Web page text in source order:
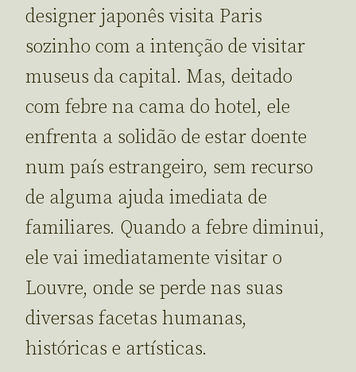
designer japonês visita Paris
sozinho com a intenção de visitar
museus da capital. Mas, deitado
com febre na cama do hotel, ele
enfrenta a solidão de estar doente
num país estrangeiro, sem recurso
de alguma ajuda imediata de
familiares. Quando a febre diminui,
ele vai imediatamente visitar o
Louvre, onde se perde nas suas
diversas facetas humanas,
históricas e artísticas.